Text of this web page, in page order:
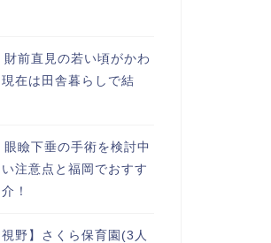
財前直見の若い頃がかわ
在は田舎暮らしで結
眼瞼下垂の手術を検討中
注意点と福岡でおすす
！
視野】さくら保育園(3人